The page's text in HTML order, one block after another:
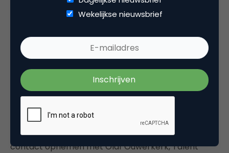
– Marktconform salaris;
– 37 vakantiedagen per jaar op fulltime basis;
– 13e maand;
– Goede opleidings- en ontwikkelmogelijkheden;
– Computerfaciliteiten.
Wil je meer weten over deze functie, dan kun je
contact opnemen met Olaf Ouwerkerk, Talent
Wekelijkse nieuwsbrief